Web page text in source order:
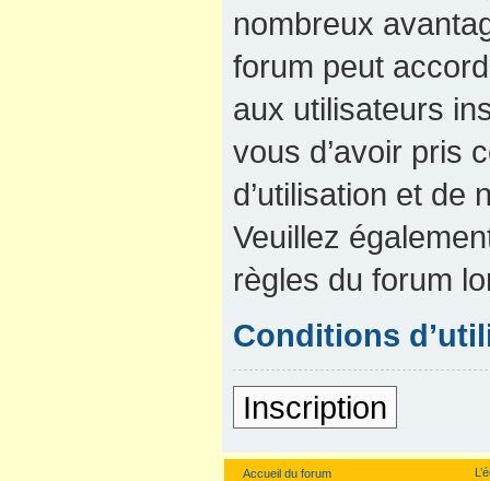
nombreux
forum peut
aux utilisateurs
vous d’avoir pris
d’utilisation et de
Veuillez
règles du forum
Conditions
Inscription
Accueil du forum